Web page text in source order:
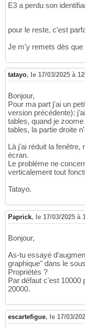
E3 a perdu son
pour le reste, c'est
Je m'y remets dès que
tatayo, le 17/03/2025 à
Bonjour,
Pour ma part j'ai un
version précédente):
tables, quand je
tables, la partie droite
Là j'ai réduit la
écran.
Le problème ne
verticalement tout
Tatayo.
Paprick, le 17/03/2025 à
Bonjour,
As-tu essayé
graphique" dans le
Propriétés ?
Par défaut c'est 10000
20000.
escartefigue, le 17/03/